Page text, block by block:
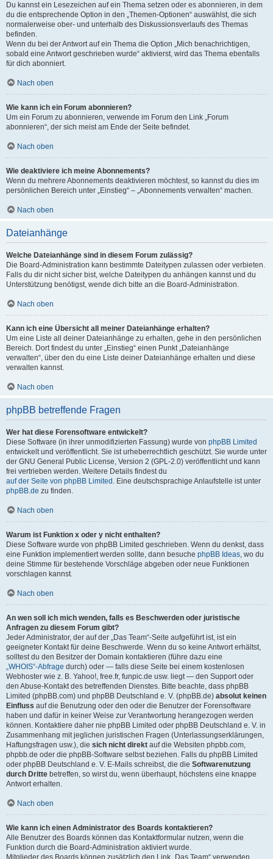
Du kannst ein Lesezeichen auf ein Thema setzen oder es abonnieren, in dem
du die entsprechende Option in den „Themen-Optionen“ auswählst, die sich
normalerweise ober- und unterhalb des Diskussionsverlaufs des Themas
befinden.
Wenn du bei der Antwort auf ein Thema die Option „Mich benachrichtigen,
sobald eine Antwort geschrieben wurde“ aktivierst, wird das Thema ebenfalls
für dich abonniert.
Nach oben
Wie kann ich ein Forum abonnieren?
Um ein Forum zu abonnieren, verwende im Forum den Link „Forum
abonnieren“, der sich meist am Ende der Seite befindet.
Nach oben
Wie deaktiviere ich meine Abonnements?
Wenn du mehrere Abonnements deaktivieren möchtest, so kannst du dies im
persönlichen Bereich unter „Einstieg“ – „Abonnements verwalten“ machen.
Nach oben
Dateianhänge
Welche Dateianhänge sind in diesem Forum zulässig?
Die Board-Administration kann bestimmte Dateitypen zulassen oder verbieten.
Falls du dir nicht sicher bist, welche Dateitypen du anhängen kannst und du
Unterstützung benötigst, wende dich bitte an die Board-Administration.
Nach oben
Kann ich eine Übersicht all meiner Dateianhänge erhalten?
Um eine Liste all deiner Dateianhänge zu erhalten, gehe in den persönlichen
Bereich. Dort findest du unter „Einstieg“ einen Punkt „Dateianhänge
verwalten“, über den du eine Liste deiner Dateianhänge erhalten und diese
verwalten kannst.
Nach oben
phpBB betreffende Fragen
Wer hat diese Forensoftware entwickelt?
Diese Software (in ihrer unmodifizierten Fassung) wurde von phpBB Limited
entwickelt und veröffentlicht. Sie ist urheberrechtlich geschützt. Sie wurde unter
der GNU General Public License, Version 2 (GPL-2.0) veröffentlicht und kann
frei vertrieben werden. Weitere Details findest du
auf der Seite von phpBB Limited . Eine deutschsprachige Anlaufstelle ist unter
phpBB.de zu finden.
Nach oben
Warum ist Funktion x oder y nicht enthalten?
Diese Software wurde von phpBB Limited geschrieben. Wenn du denkst, dass
eine Funktion implementiert werden sollte, dann besuche phpBB Ideas, wo du
deine Stimme für bestehende Vorschläge abgeben oder neue Funktionen
vorschlagen kannst.
Nach oben
An wen soll ich mich wenden, falls es Beschwerden oder juristische
Anfragen zu diesem Forum gibt?
Jeder Administrator, der auf der „Das Team“-Seite aufgeführt ist, ist ein
geeigneter Kontakt für deine Beschwerde. Wenn du so keine Antwort erhältst,
solltest du den Besitzer der Domain kontaktieren (führe dazu eine
„WHOIS“-Abfrage durch) oder — falls diese Seite bei einem kostenlosen
Webhoster wie z. B. Yahoo!, free.fr, funpic.de usw. liegt — den Support oder
den Abuse-Kontakt des betreffenden Dienstes. Bitte beachte, dass phpBB
Limited (phpBB.com) und phpBB Deutschland e. V. (phpBB.de) absolut keinen
Einfluss auf die Benutzung oder den oder die Benutzer der Forensoftware
haben und dafür in keiner Weise zur Verantwortung herangezogen werden
können. Kontaktiere daher nie phpBB Limited oder phpBB Deutschland e. V. in
Zusammenhang mit jeglichen juristischen Fragen (Unterlassungserklärungen,
Haftungsfragen usw.), die sich nicht direkt auf die Websiten phpbb.com,
phpbb.de oder die phpBB-Software selbst beziehen. Falls du phpBB Limited
oder phpBB Deutschland e. V. E-Mails schreibst, die die Softwarenutzung
durch Dritte betreffen, so wirst du, wenn überhaupt, höchstens eine knappe
Antwort erhalten.
Nach oben
Wie kann ich einen Administrator des Boards kontaktieren?
Alle Benutzer des Boards können das Kontaktformular nutzen, wenn die
Funktion durch die Board-Administration aktiviert wurde.
Mitglieder des Boards können zusätzlich den Link „Das Team“ verwenden.